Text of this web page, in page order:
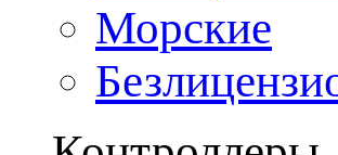
Морские